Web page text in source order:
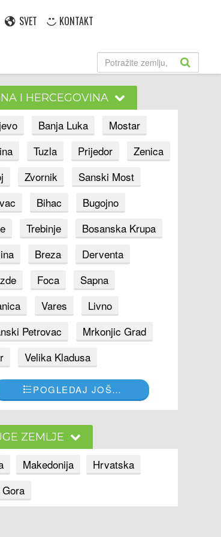
SVET KONTAKT
I HERCEGOVINA
Banja Luka
Mostar
Tuzla Prijedor
Zenica
Zvornik
Sanski Most
Bihac
Bugojno
Trebinje
Bosanska Krupa
Breza
Derventa
Foca
Sapna
Vares
Livno
Petrovac
Mrkonjic Grad
Velika Kladusa
POGLEDAJ JOŠ…
ZEMLJE
Makedonija
Hrvatska